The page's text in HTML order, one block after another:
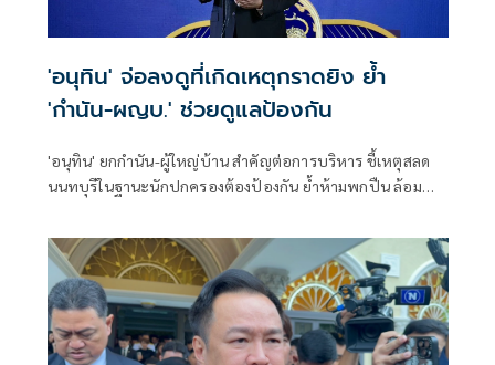
'อนุทิน' จ่อลงดูที่เกิดเหตุกราดยิง ย้ำ
'กำนัน-ผญบ.' ช่วยดูแลป้องกัน
'อนุทิน' ยกกำนัน-ผู้ใหญ่บ้าน สำคัญต่อการบริหาร ชี้เหตุสลด
นนทบุรีในฐานะนักปกครองต้องป้องกัน ย้ำห้ามพกปืน ล้อม
ที่เกิดเหตุ